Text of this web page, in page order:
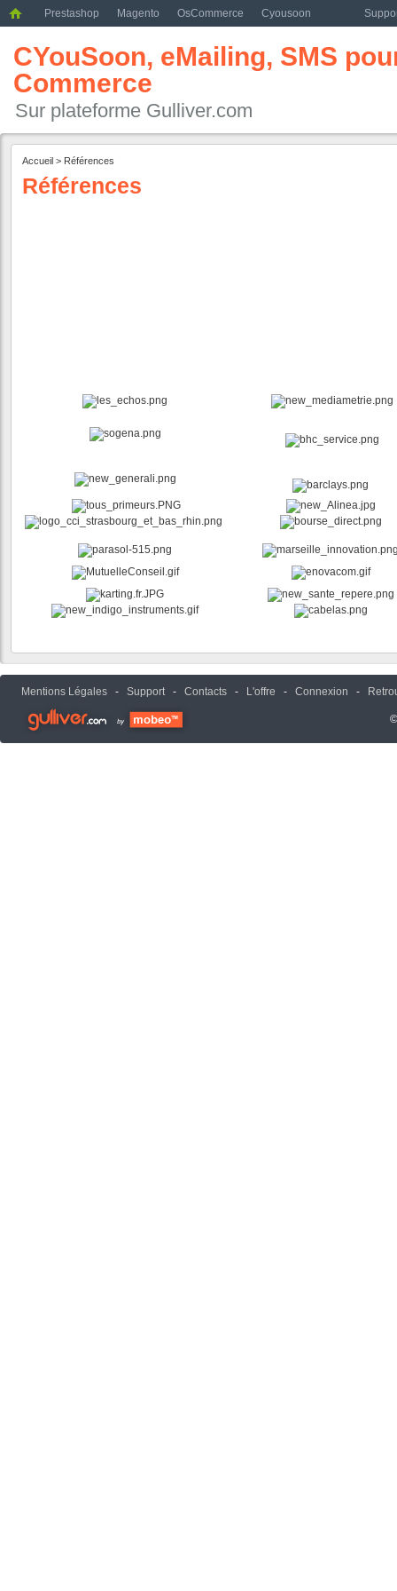
Prestashop Magento OsCommerce Cyousoon
CYouSoon, eMailing, SMS
Commerce
Sur plateforme Gulliver.com
Accueil > Références
Références
Mentions Légales - Support - Contacts - L'offre - Connexion -